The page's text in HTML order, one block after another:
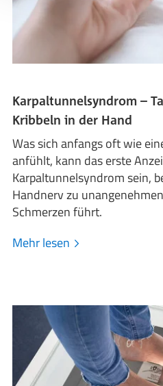
Karpaltunnelsyndrom –
Kribbeln in der Hand
Was sich anfangs oft wie
anfühlt, kann das erste
Karpaltunnelsyndrom sein,
Handnerv zu
Schmerzen führt.
Mehr lesen